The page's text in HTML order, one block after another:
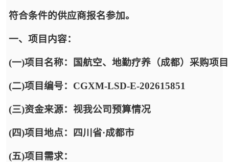
符合条件的供应商报名参加。
一、项目内容：
(一)项目名称：国航空、地勤疗养（成都）采购项目
(二)项目编号：CGXM-LSD-E-202615851
(三)资金来源：视我公司预算情况
(四)项目地点：四川省·成都市
(五)项目需求：